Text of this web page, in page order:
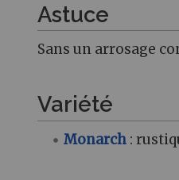
Astuce
Sans un arrosage
Variété
Monarch :